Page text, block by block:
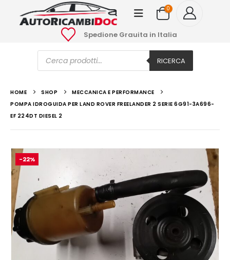
0
Spedione Grauita in Italia
Ricerca
prodotti RICERCA
HOME SHOP
MECCANICA E PERFORMANCE
POMPA IDROGUIDA PER LAND ROVER FREELANDER 2 SERIE 6G91-3A696-
EF 224DT DIESEL 2
-22%